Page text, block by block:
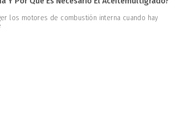
los motores de combustión interna cuando hay